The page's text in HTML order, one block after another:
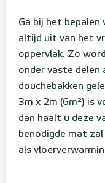
Ga bij het bepalen
altijd uit van het
oppervlak. Zo
onder vaste delen
douchebakken
3m x 2m (6m²) is
dan haalt u deze
benodigde mat
als